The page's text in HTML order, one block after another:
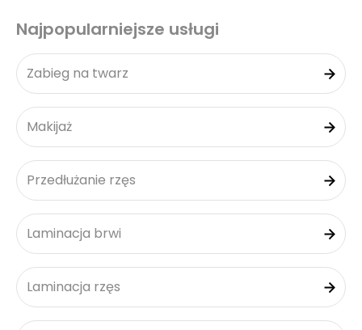
Najpopularniejsze usługi
Zabieg na twarz
Makijaż
Przedłużanie rzęs
Laminacja brwi
Laminacja rzęs